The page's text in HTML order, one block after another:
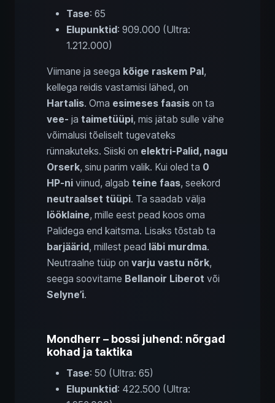
Tase: 65
Elupunktid: 909.000 (Ultra:
1.212.000)
Viimane ja seega kõige raskem Pal,
kellega reidis vastamisi lähed, on
Hartalis. Oma esimeses faasis on ta
vee- ja taimetüüpi, mis jätab sulle vähe
võimalusi tõeliselt tugevateks
rünnakuteks. Siiski on elektri-Palid, nagu
Orserk, sinu parim valik. Kui oled ta 0
HP-ni viinud, algab teine faas, seekord
neutraalset tüüpi. Ta saadab välja
lööklaine, mille eest pead koos oma
Palidega end kaitsma. Lisaks tõstab ta
barjäärid, millest pead läbi murdma.
Neutraalne tüüp on varju vastu nõrk,
seega soovitame Bellanoir Liberot või
Selyne’i.
Mondherr – bossi juhend: nõrgad
kohad ja taktika
Tase: 50 (Ultra: 65)
Elupunktid: 422.500 (Ultra: